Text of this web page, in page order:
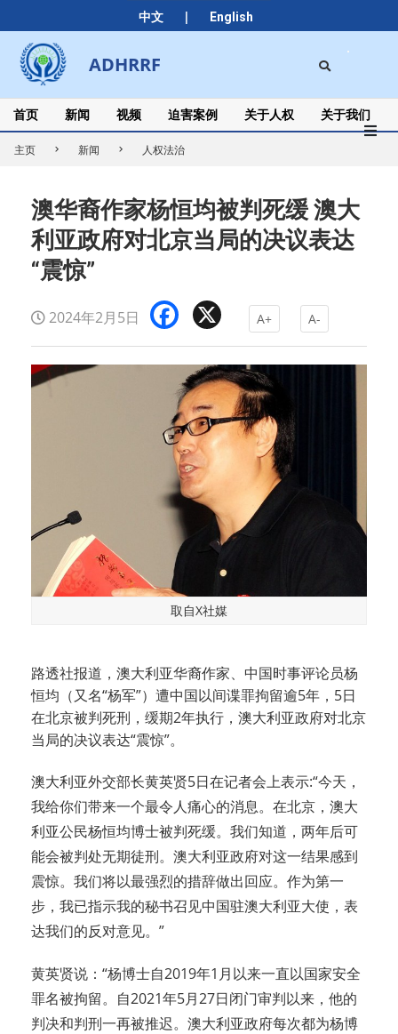
中文 | English
to
content
ADHRRF
Secondary
Navigation
Menu
首页 新闻 视频 迫害案例 关于人权 关于我们
主页 新闻 人权法治
澳华裔作家杨恒均被判死缓 澳大
利亚政府对北京当局的决议表达
“震惊”
2024年2月5日 Facebook A+ A-
取自X社媒
路透社报道，澳大利亚华裔作家、中国时事评论员杨
恒均（又名“杨军”）遭中国以间谍罪拘留逾5年，5日
在北京被判死刑，缓期2年执行，澳大利亚政府对北京
当局的决议表达“震惊”。
澳大利亚外交部长黄英贤5日在记者会上表示:“今天，
我给你们带来一个最令人痛心的消息。在北京，澳大
利亚公民杨恒均博士被判死缓。我们知道，两年后可
能会被判处无期徒刑。澳大利亚政府对这一结果感到
震惊。我们将以最强烈的措辞做出回应。作为第一
步，我已指示我的秘书召见中国驻澳大利亚大使，表
达我们的反对意见。”
黄英贤说：“杨博士自2019年1月以来一直以国家安全
罪名被拘留。自2021年5月27日闭门审判以来，他的
判决和判刑一再被推迟。澳大利亚政府每次都为杨博